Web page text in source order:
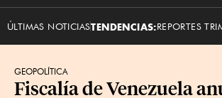
ÚLTIMAS NOTICIASTENDENCIAS:REPORTES
GEOPOLÍTICA
Fiscalía de Venezuela